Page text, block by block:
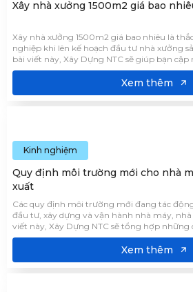
Xây nhà xưởng 1500m2 giá bao
Xây nhà xưởng 1500m2 giá bao nhiêu là
nghiệp khi lên kế hoạch đầu tư nhà xưởng
bài viết này, Xây Dựng NTC sẽ giúp bạn
khảo, phân tích các yếu tố ảnh hưởng đến
giải pháp tối ưu ngân sách.Xem thêm
Kinh nghiệm
Quy định môi trường mới cho nhà
xuất
Các quy định môi trường mới đang tác
đầu tư, xây dựng và vận hành nhà máy,
viết này, Xây Dựng NTC sẽ tổng hợp
doanh nghiệp cần nắm rõ để đảm bảo
rủi ro trong quá trình hoạt động.Xem thêm